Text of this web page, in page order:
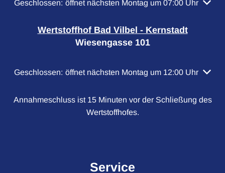
Klicken, um weitere Öffnungs- oder Schließzeiten
Geschlossen: öffnet nächsten Montag um 07:00 Uhr
Wertstoffhof Bad Vilbel - Kernstadt
Wiesengasse 101
Klicken, um weitere Öffnungs- oder Schließzeiten
Geschlossen: öffnet nächsten Montag um 12:00 Uhr
Annahmeschluss ist 15 Minuten vor der Schließung des
Wertstoffhofes.
Service